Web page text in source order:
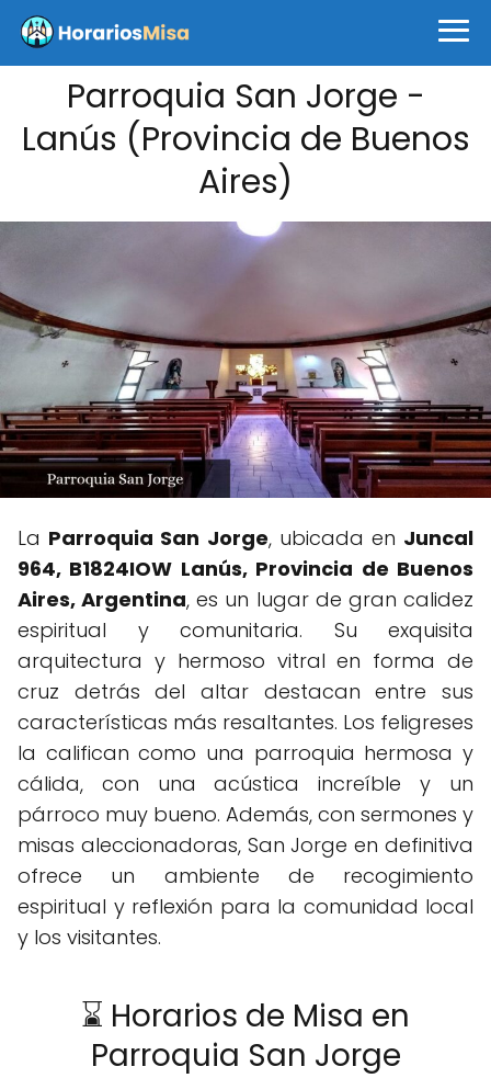
Parroquia San Jorge -
Lanús (Provincia de Buenos
Aires)
La Parroquia San Jorge, ubicada en Juncal
964, B1824IOW Lanús, Provincia de Buenos
Aires, Argentina, es un lugar de gran calidez
espiritual y comunitaria. Su exquisita
arquitectura y hermoso vitral en forma de
cruz detrás del altar destacan entre sus
características más resaltantes. Los feligreses
la califican como una parroquia hermosa y
cálida, con una acústica increíble y un
párroco muy bueno. Además, con sermones y
misas aleccionadoras, San Jorge en definitiva
ofrece un ambiente de recogimiento
espiritual y reflexión para la comunidad local
y los visitantes.
⌛ Horarios de Misa en
Parroquia San Jorge